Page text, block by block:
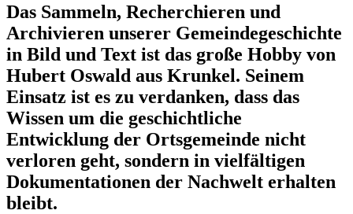
Das Sammeln, Recherchieren und
Archivieren unserer Gemeindegeschichte
in Bild und Text ist das große Hobby von
Hubert Oswald aus Krunkel. Seinem
Einsatz ist es zu verdanken, dass das
Wissen um die geschichtliche
Entwicklung der Ortsgemeinde nicht
verloren geht, sondern in vielfältigen
Dokumentationen der Nachwelt erhalten
bleibt.